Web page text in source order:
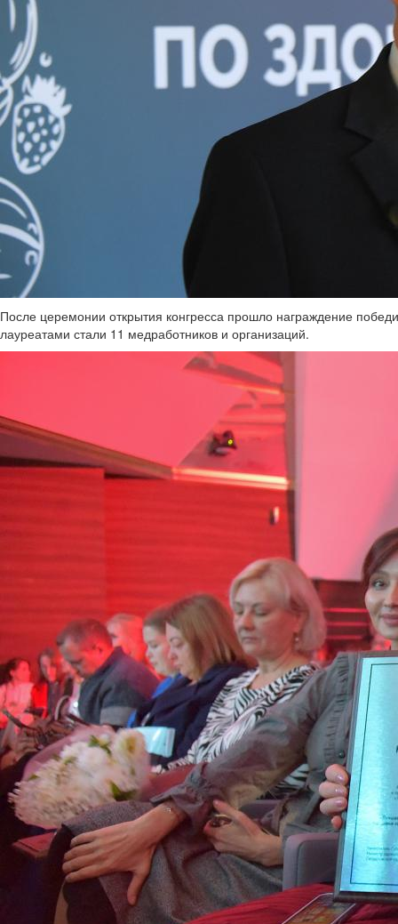
После церемонии открытия конгресса прошло награждение
лауреатами стали 11 медработников и организаций.